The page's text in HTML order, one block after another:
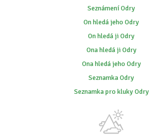
Seznámení Odry
On hledá jeho Odry
On hledá ji Odry
Ona hledá ji Odry
Ona hledá jeho Odry
Seznamka Odry
Seznamka pro kluky Odry